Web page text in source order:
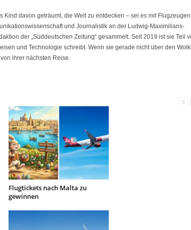
davon geträumt, die Welt zu entdecken – sei es mit Flugzeugen
und Journalistik an der Ludwig-Maximilians-
der „Süddeutschen Zeitung“ gesammelt. Seit 2019 ist sie Teil
und Technologie schreibt. Wenn sie gerade nicht über den
ihrer nächsten Reise.
Flugtickets nach Malta zu
gewinnen